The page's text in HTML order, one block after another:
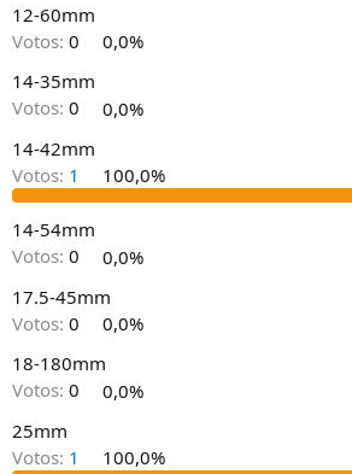
12-60mm
Votos: 0
0,0%
14-35mm
Votos: 0
0,0%
14-42mm
Votos: 1 100,0%
14-54mm
Votos: 0
0,0%
17.5-45mm
Votos: 0
0,0%
18-180mm
Votos: 0
0,0%
25mm
Votos: 1 100,0%